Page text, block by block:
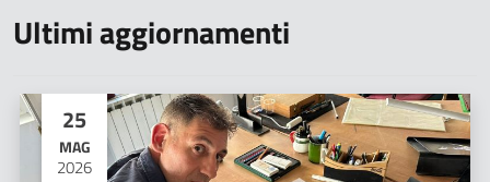
Ultimi aggiornamenti
25
MAG
2026